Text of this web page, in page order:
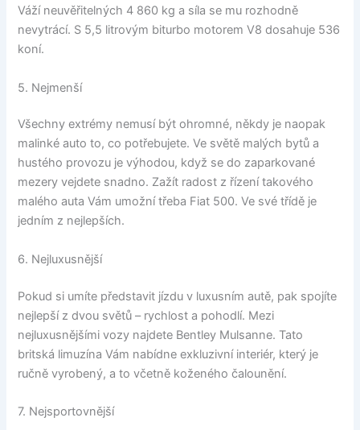
Váží neuvěřitelných 4 860 kg a síla se mu rozhodně
nevytrácí. S 5,5 litrovým biturbo motorem V8 dosahuje 536
koní.
5. Nejmenší
Všechny extrémy nemusí být ohromné, někdy je naopak
malinké auto to, co potřebujete. Ve světě malých bytů a
hustého provozu je výhodou, když se do zaparkované
mezery vejdete snadno. Zažít radost z řízení takového
malého auta Vám umožní třeba Fiat 500. Ve své třídě je
jedním z nejlepších.
6. Nejluxusnější
Pokud si umíte představit jízdu v luxusním autě, pak spojíte
nejlepší z dvou světů – rychlost a pohodlí. Mezi
nejluxusnějšími vozy najdete Bentley Mulsanne. Tato
britská limuzína Vám nabídne exkluzivní interiér, který je
ručně vyrobený, a to včetně koženého čalounění.
7. Nejsportovnější